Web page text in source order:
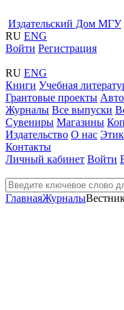
Издательский Дом МГУ
RU ENG
Войти Регистрация
RU ENG
Книги Учебная
Грантовые проекты
Журналы Все выпуски
Сувениры Магазины
Издательство О нас
Контакты
Личный кабинет Войти
ГлавнаяЖурналы